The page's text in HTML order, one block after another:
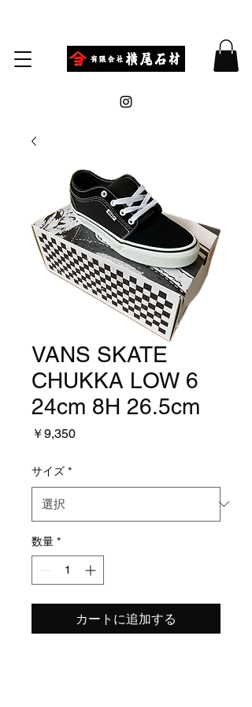
VANS SKATE
CHUKKA LOW 6
24cm 8H 26.5cm
￥9,350価
サイズ *
数量 *
カートに追加する